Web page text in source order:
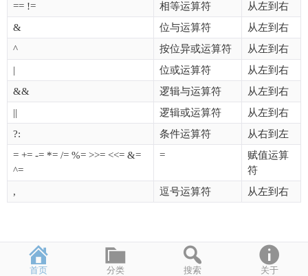
== !=
相等运算符
从左到右
&
位与运算符
从左到右
^
按位异或运算符
从左到右
|
位或运算符
从左到右
&&
逻辑与运算符
从左到右
||
逻辑或运算符
从左到右
?:
条件运算符
从右到左
= += -= *= /= %= >>= <<= &=
^=
=
赋值运算
符
,
逗号运算符 从左到右
首页 分类 搜索 关于